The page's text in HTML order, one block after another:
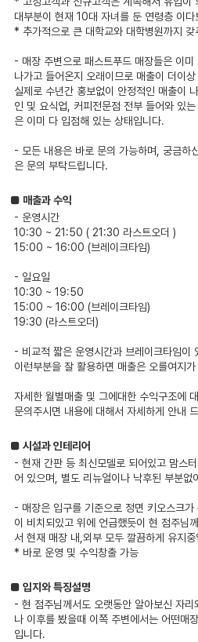
대부분이 현재 10대 자녀를 둔 연령층 이
* 추가적으로 큰 대학교와 대학병원까지 갖
- 매장 주변으로 패스트푸드 매장들은 이
나가고 들어온지 오래이므로 매출이 더이
실제로 수년간 홍보없이 안정적인 매출이
인 및 요식업, 커피전문점 전부 들어와 있
은 이미 다 입점해 있는 상태입니다.
- 모든 내용은 바로 문의 가능하며, 궁금하
은 문의 부탁드립니다.
■ 매출과 수익
- 운영시간
10:30 ~ 21:50 ( 21:30 라스트오더 )
15:00 ~ 16:00 (브레이크타임)
- 일요일
10:30 ~ 19:50
15:00 ~ 16:00 (브레이크타임)
19:30 (라스트오더)
- 비교적 짧은 운영시간과 브레이크타임이
이런부분을 잘 활용하면 매출은 오를여지
자세한 월별매출 및 그에대한 수익구조에
문의주시면 내용에 대해서 자세하게 안내
■ 시설과 인테리어
- 현재 간판 등 최신모델로 되어있고 맘스
어 있으며, 별도 리뉴얼이나 낙후된 부분없
- 매장은 입구를 기준으로 정면 키오스크
이 비치되있고 위에 언급했듯이 현 점주님
서 현재 매장 내,외부 모두 깔끔하게 유지중
* 바로 운영 및 수익창출 가능
■ 입지와 특징설명
- 현 점주님께서도 오랫동안 알아보신 자리
나 이후를 봤을때 이쪽 주변에서는 어떤매
입니다.